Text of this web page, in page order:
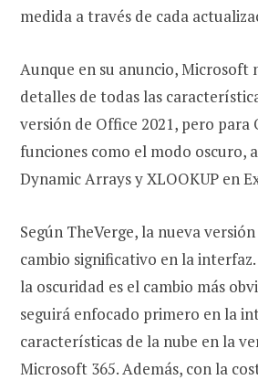
medida a través de cada
Aunque en su anuncio, Microsoft
detalles de todas las
versión de Office 2021, pero para
funciones como el modo oscuro,
Dynamic Arrays y XLOOKUP en
Según TheVerge, la nueva
cambio significativo en la interfaz.
la oscuridad es el cambio más
seguirá enfocado primero en la
características de la nube en la
Microsoft 365. Además, con la